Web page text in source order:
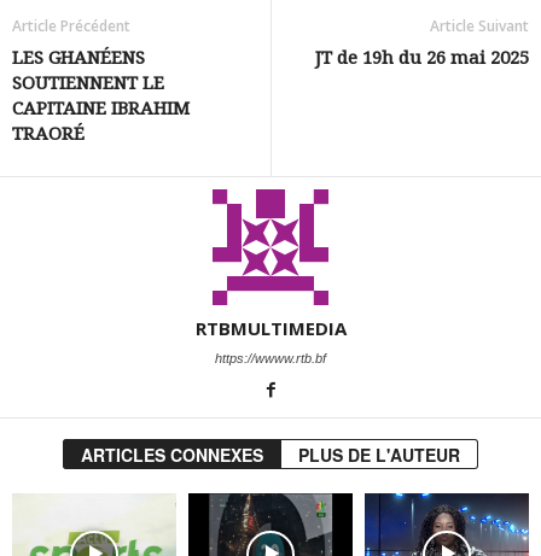
Article Précédent
LES GHANÉENS
SOUTIENNENT LE
CAPITAINE IBRAHIM
TRAORÉ
Article Suivant
JT de 19h du 26 mai 2025
RTBMULTIMEDIA
https://wwww.rtb.bf
ARTICLES CONNEXES PLUS DE L'AUTEUR